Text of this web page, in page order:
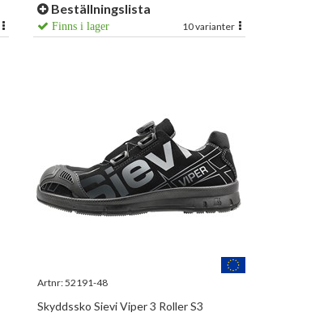
Beställningslista
Finns i lager 10 varianter
Artnr:52191-48
Skyddssko Sievi Viper 3 Roller S3